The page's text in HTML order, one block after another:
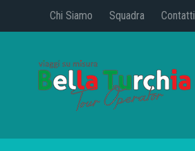
Chi Siamo Squadra Contatti